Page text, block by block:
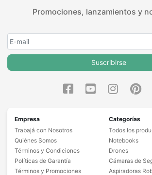
Promociones, lanzamientos y
Suscribirse
Empresa
Trabajá con Nosotros
Quiénes Somos
Términos y Condiciones
Políticas de Garantía
Términos y Promociones
Categorías
Todos los
Notebooks
Drones
Cámaras de
Aspiradoras